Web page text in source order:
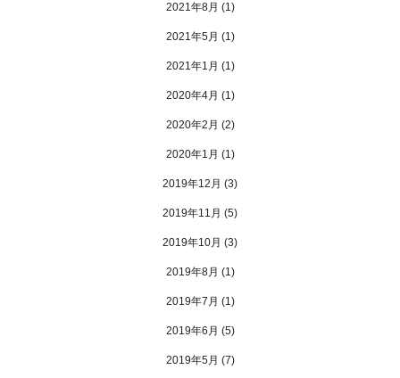
2021年8月 (1)
2021年5月 (1)
2021年1月 (1)
2020年4月 (1)
2020年2月 (2)
2020年1月 (1)
2019年12月 (3)
2019年11月 (5)
2019年10月 (3)
2019年8月 (1)
2019年7月 (1)
2019年6月 (5)
2019年5月 (7)